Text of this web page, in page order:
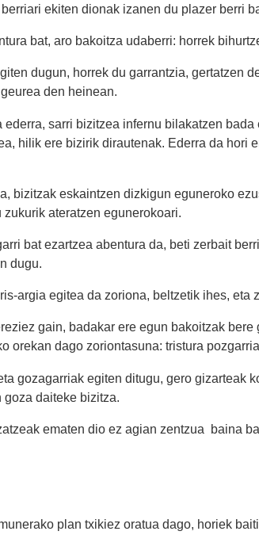
ekiten dionak izanen du plazer berri
bat, aro bakoitza udaberri: horrek
dugun, horrek du garrantzia, gertatzen
den heinean.
ederra, sarri bizitzea infernu bilakatzen
hilik ere bizirik dirautenak. Ederra da hori
bizitzak eskaintzen dizkigun eguneroko
ateratzen egunerokoari.
bat ezartzea abentura da, beti zerbait
dugu.
argia egitea da zoriona, beltzetik ihes, eta
gain, badakar ere egun bakoitzak
orekan dago zoriontasuna: tristura
gozagarriak egiten ditugu, gero gizarteak
daiteke bizitza.
ematen dio ez agian zentzua baina
plan txikiez oratua dago, horiek